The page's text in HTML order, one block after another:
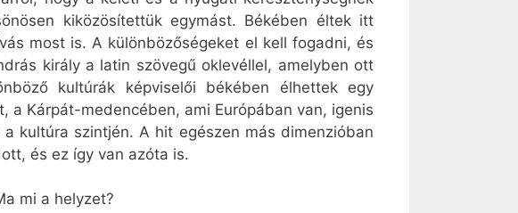
kiközösítettük egymást. Békében éltek itt
most is. A különbözőségeket el kell fogadni, és
király a latin szövegű oklevéllel, amelyben ott
kultúrák képviselői békében élhettek egy
a Kárpát-medencében, ami Európában van, igenis
kultúra szintjén. A hit egészen más dimenzióban
és ez így van azóta is.
mi a helyzet?